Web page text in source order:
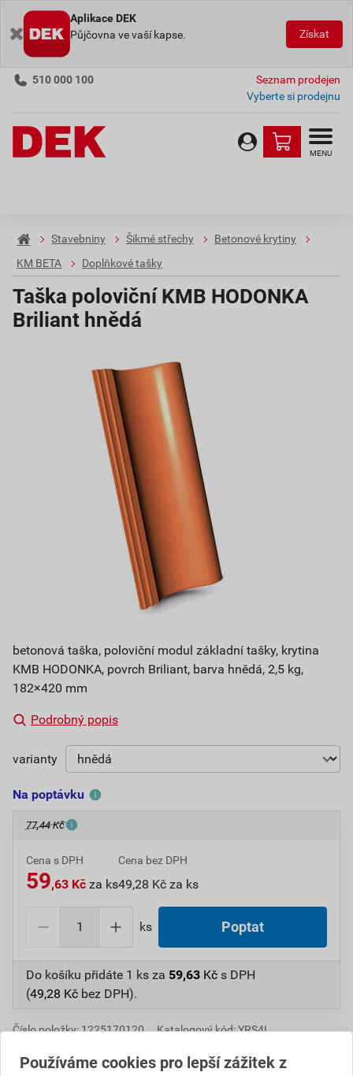
Aplikace DEK
Půjčovna ve vaší kapse.
Získat
510 000 100
Seznam prodejen
Vyberte si prodejnu
MENU
Stavebniny Šikmé střechy
Betonové krytiny
KM BETA
Doplňkové tašky
Taška poloviční KMB HODONKA
Briliant hnědá
betonová taška, poloviční modul základní tašky, krytina
KMB HODONKA, povrch Briliant, barva hnědá, 2,5 kg,
182×420 mm
Podrobný popis
varianty
Na poptávku
77,44 Kč
Cena s DPH
59,63 Kč za ks
Cena bez DPH
49,28 Kč za ks
ks Poptat
Do košíku přidáte 1 ks za 59,63 Kč s DPH
(49,28 Kč bez DPH).
Číslo položky:1225170120
Katalogový kód: YRS4L
Používáme cookies pro lepší zážitek z